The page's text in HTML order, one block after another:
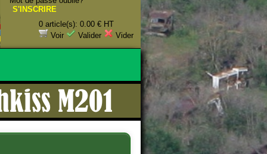
S'INSCRIRE
0 article(s): 0.00 € HT
Voir
Valider Vider
M201